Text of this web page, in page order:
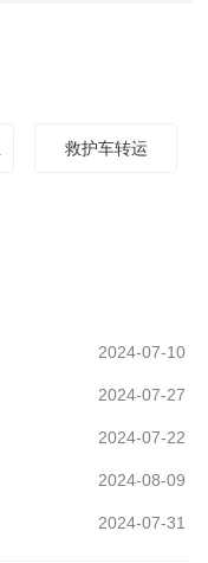
救护车转运
2024-07-10
2024-07-27
2024-07-22
2024-08-09
2024-07-31